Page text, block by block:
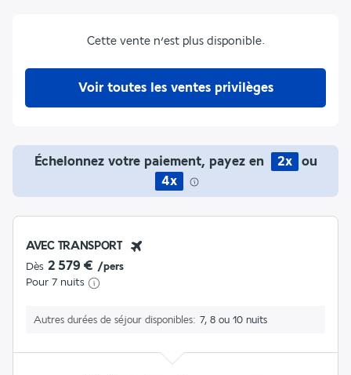
Cette vente n’est plus disponible.
Voir toutes les ventes privilèges
Échelonnez votre paiement, payez en 2x
ou
4x
AVEC TRANSPORT
Dès 2 579 € /pers
Pour 7 nuits
Autres durées de séjour disponibles 7, 8 ou 10 nuits